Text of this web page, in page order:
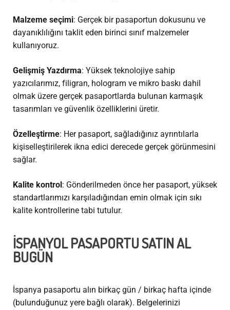
Malzeme seçimi: Gerçek bir pasaportun dokusunu ve
dayanıklılığını taklit eden birinci sınıf malzemeler
kullanıyoruz.
Gelişmiş Yazdırma: Yüksek teknolojiye sahip
yazıcılarımız, filigran, hologram ve mikro baskı dahil
olmak üzere gerçek pasaportlarda bulunan karmaşık
tasarımları ve güvenlik özelliklerini üretir.
Özelleştirme: Her pasaport, sağladığınız ayrıntılarla
kişiselleştirilerek ikna edici derecede gerçek görünmesini
sağlar.
Kalite kontrol: Gönderilmeden önce her pasaport, yüksek
standartlarımızı karşıladığından emin olmak için sıkı
kalite kontrollerine tabi tutulur.
İSPANYOL PASAPORTU SATIN AL
BUGÜN
İspanya pasaportu alın birkaç gün / birkaç hafta içinde
(bulunduğunuz yere bağlı olarak). Belgelerinizi